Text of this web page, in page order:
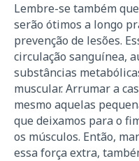
Lembre-se também
serão ótimos a longo
prevenção de lesões.
circulação sanguínea,
substâncias
muscular. Arrumar a
mesmo aquelas
que deixamos para o
os músculos. Então,
essa força extra,